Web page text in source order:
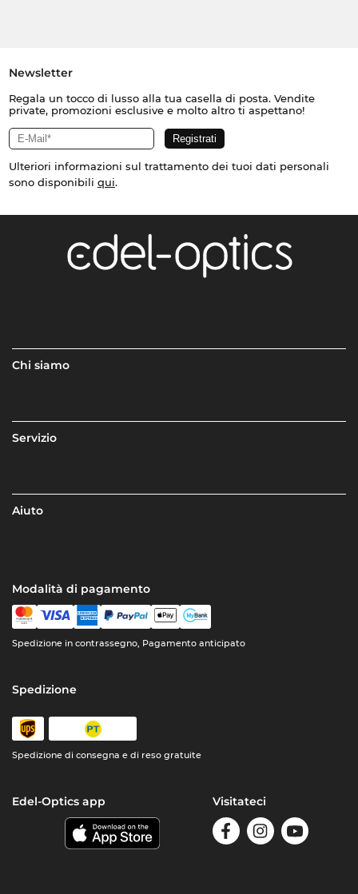
Newsletter
Regala un tocco di lusso alla tua casella di posta. Vendite
private, promozioni esclusive e molto altro ti aspettano!
Ulteriori informazioni sul trattamento dei tuoi dati personali
sono disponibili qui.
Chi siamo
Servizio
Aiuto
Modalità di pagamento
Spedizione in contrassegno, Pagamento anticipato
Spedizione
Spedizione di consegna e di reso gratuite
Edel-Optics app Visitateci